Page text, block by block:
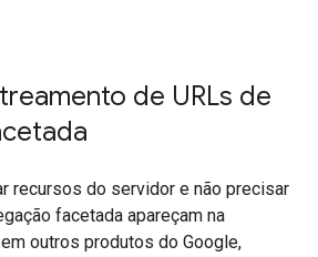
de URLs de
recursos do servidor e não precisar
facetada apareçam na
outros produtos do Google,